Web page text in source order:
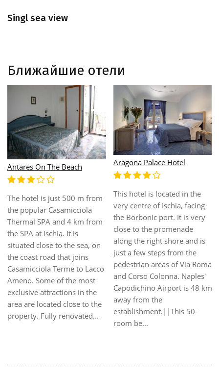
Singl sea view
Ближайшие отели
Bristol
Расположен в центре
от песчаного пляжа. В 10
минутах ходьбы от
пристани, с которой
отправляются теплоходы в
Сорренто, Капри и
Неаполь. В отеле есть
открытый бассейн и SPA-
центр. В ресторане отеля
можно отведать рыбные
блюда на обед и ужин, а
также салаты и овощные
Casa Celestino
Those places in the world are
more and more rare where
you can find true luxury,
which is done with a search
for style, but also simplicity,
a perfect fit between
dwelling and countryside,
interior and exterior. Hotel
Casa Celestino in Sant'Angelo
is just such a place. Here you
will breathe the e...